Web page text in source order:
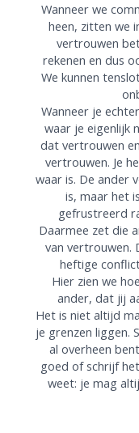
Wanneer we
heen, zitten we
vertrouwen
rekenen en dus
We kunnen
Wanneer je
waar je eigenlijk
dat vertrouwen
vertrouwen. Je
waar is. De ander
is, maar het
gefrustreerd
Daarmee zet die
van vertrouwen.
heftige
Hier zien we
ander, dat jij
Het is niet altijd
je grenzen liggen.
al overheen
goed of schrijf
weet: je mag